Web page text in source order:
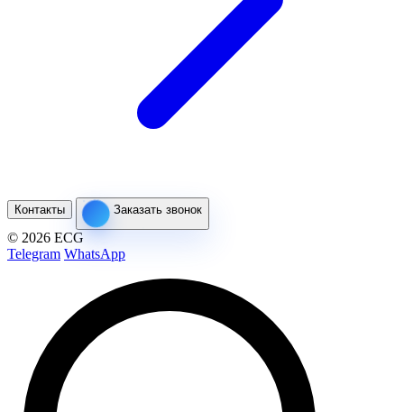
Контакты Заказать звонок
© 2026 ECG
Telegram WhatsApp